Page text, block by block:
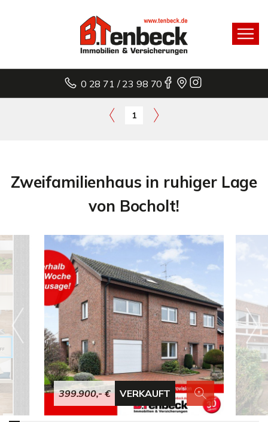
0 28 71 / 23 98 70
1
Zweifamilienhaus in ruhiger Lage
von Bocholt!
399.900,- € VERKAUFT